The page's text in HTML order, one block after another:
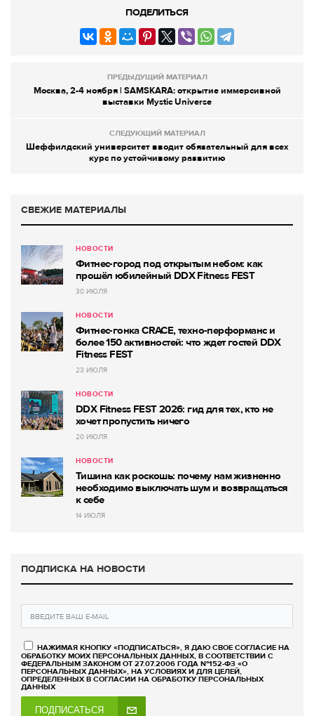
ПОДЕЛИТЬСЯ
ПРЕДЫДУЩИЙ МАТЕРИАЛ
Москва, 2-4 ноября | SAMSKARA: открытие иммерсивной
выставки Mystic Universe
СЛЕДУЮЩИЙ МАТЕРИАЛ
Шеффилдский университет вводит обязательный для всех
курс по устойчивому развитию
СВЕЖИЕ МАТЕРИАЛЫ
НОВОСТИ
Фитнес-город под открытым небом: как
прошёл юбилейный DDX Fitness FEST
30 ИЮЛЯ
НОВОСТИ
Фитнес-гонка CRACE, техно-перформанс и
более 150 активностей: что ждет гостей DDX
Fitness FEST
23 ИЮЛЯ
НОВОСТИ
DDX Fitness FEST 2026: гид для тех, кто не
хочет пропустить ничего
20 ИЮЛЯ
НОВОСТИ
Тишина как роскошь: почему нам жизненно
необходимо выключать шум и возвращаться
к себе
14 ИЮЛЯ
ПОДПИСКА НА НОВОСТИ
НАЖИМАЯ КНОПКУ «ПОДПИСАТЬСЯ», Я ДАЮ СВОЕ СОГЛАСИЕ НА
ОБРАБОТКУ МОИХ ПЕРСОНАЛЬНЫХ ДАННЫХ, В СООТВЕТСТВИИ С
ФЕДЕРАЛЬНЫМ ЗАКОНОМ ОТ 27.07.2006 ГОДА №152-ФЗ «О
ПЕРСОНАЛЬНЫХ ДАННЫХ», НА УСЛОВИЯХ И ДЛЯ ЦЕЛЕЙ,
ОПРЕДЕЛЕННЫХ В СОГЛАСИИ НА ОБРАБОТКУ ПЕРСОНАЛЬНЫХ
ДАННЫХ
ПОДПИСАТЬСЯ